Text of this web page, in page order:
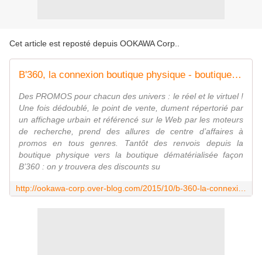
Cet article est reposté depuis OOKAWA Corp.
B'360, la connexion boutique physique - boutique dématérialisée : afficher des promos dans le réel et le virtuel !
Des PROMOS pour chacun des univers : le réel et le virtuel !
Une fois dédoublé, le point de vente, dument répertorié par
un affichage urbain et référencé sur le Web par les moteurs
de recherche, prend des allures de centre d’affaires à
promos en tous genres. Tantôt des renvois depuis la
boutique physique vers la boutique dématérialisée façon
B’360 : on y trouvera des discounts su